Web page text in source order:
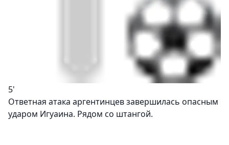
5'
Ответная атака аргентинцев завершилась опасным
ударом Игуаина. Рядом со штангой.